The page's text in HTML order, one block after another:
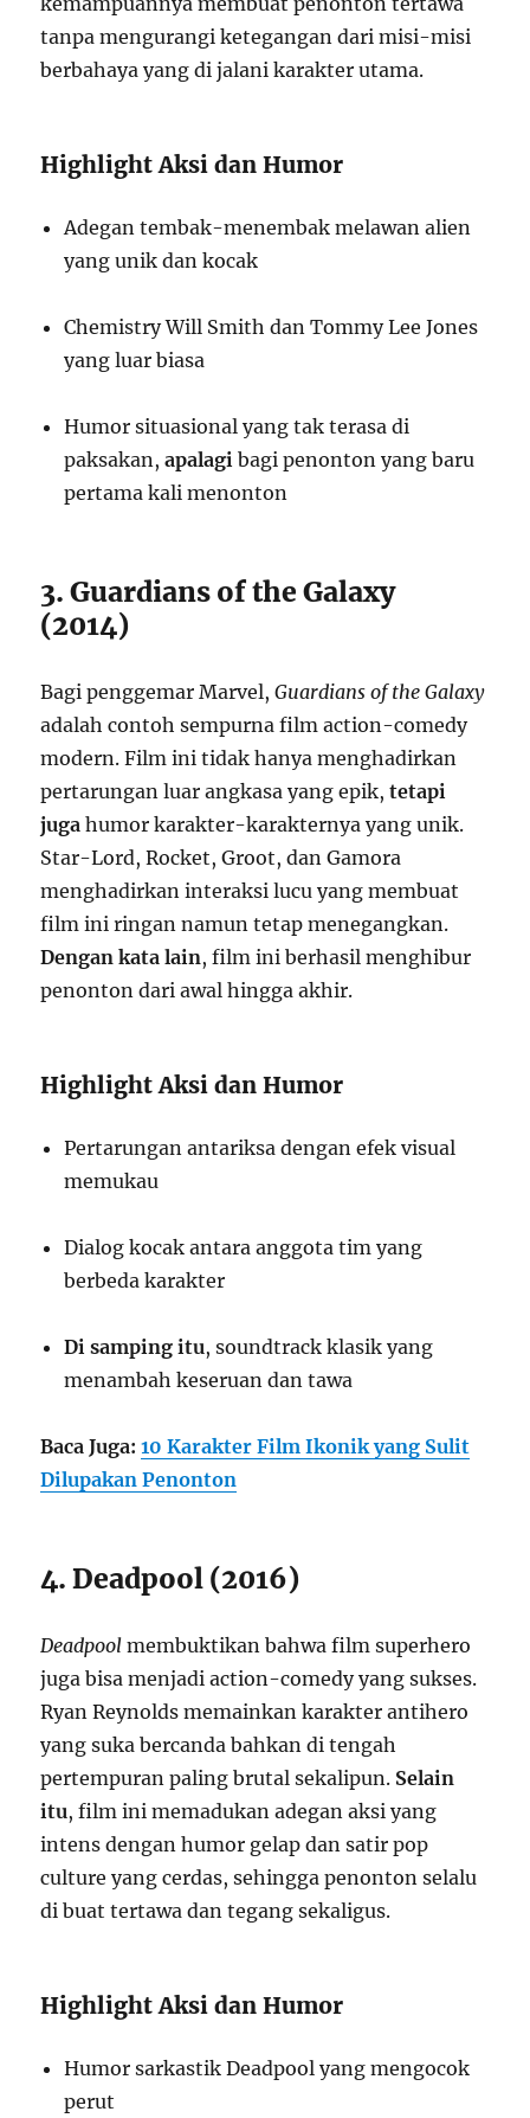
tanpa mengurangi ketegangan dari misi-misi
berbahaya yang di jalani karakter utama.
Highlight Aksi dan Humor
Adegan tembak-menembak melawan alien
yang unik dan kocak
Chemistry Will Smith dan Tommy Lee Jones
yang luar biasa
Humor situasional yang tak terasa di
paksakan,apalagi bagi penonton yang baru
pertama kali menonton
3. Guardians of the Galaxy
(2014)
Bagi penggemar Marvel,Guardians of the Galaxy
adalah contoh sempurna film action-comedy
modern. Film ini tidak hanya menghadirkan
pertarungan luar angkasa yang epik,tetapi
juga humor karakter-karakternya yang unik.
Star-Lord, Rocket, Groot, dan Gamora
menghadirkan interaksi lucu yang membuat
film ini ringan namun tetap menegangkan.
Dengan kata lain, film ini berhasil menghibur
penonton dari awal hingga akhir.
Highlight Aksi dan Humor
Pertarungan antariksa dengan efek visual
memukau
Dialog kocak antara anggota tim yang
berbeda karakter
Di samping itu, soundtrack klasik yang
menambah keseruan dan tawa
Baca Juga:10 Karakter Film Ikonik yang Sulit
Dilupakan Penonton
4. Deadpool (2016)
Deadpool membuktikan bahwa film superhero
juga bisa menjadi action-comedy yang sukses.
Ryan Reynolds memainkan karakter antihero
yang suka bercanda bahkan di tengah
pertempuran paling brutal sekalipun. Selain
itu, film ini memadukan adegan aksi yang
intens dengan humor gelap dan satir pop
culture yang cerdas, sehingga penonton selalu
di buat tertawa dan tegang sekaligus.
Highlight Aksi dan Humor
Humor sarkastik Deadpool yang mengocok
perut